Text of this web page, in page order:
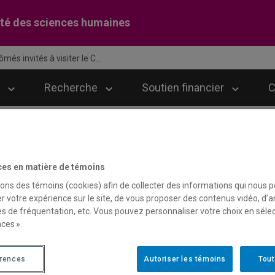
des sciences humaines
invités à visiter le C...
Recherche Soutien financier
diplômés invités à visiter
en matière de témoins
des témoins (cookies) afin de collecter des informations qui nous
votre expérience sur le site, de vous proposer des contenus vidéo,
de fréquentation, etc. Vous pouvez personnaliser votre choix en
».
Autoriser les témoins